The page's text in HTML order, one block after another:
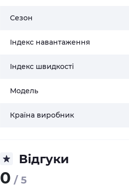
Сезон
Індекс навантаження
Індекс швидкості
Модель
Країна виробник
Відгуки
0 / 5